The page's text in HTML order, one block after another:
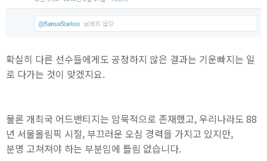
확실히 다른 선수들에게도 공정하지 않은 결과는 기운빠지는 일
로 다가는 것이 맞겠지요.
물론 개최국 어드밴티지는 암묵적으로 존재했고, 우리나라도 88
년 서울올림픽 시절, 부끄러운 오심 경력을 가지고 있지만,
분명 고쳐져야 하는 부분임에 틀림 없습니다.